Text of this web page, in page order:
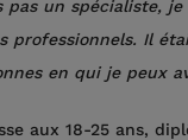
pas un spécialiste, je
professionnels. Il
en qui je peux
aux 18-25 ans,